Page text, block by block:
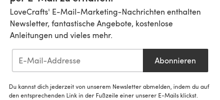
LoveCrafts' E-Mail-Marketing-Nachrichten enthalten
Newsletter, fantastische Angebote, kostenlose
Anleitungen und vieles mehr.
Abonnieren
Du kannst dich jederzeit von unserem Newsletter abmelden, indem du auf
den entsprechenden Link in der Fußzeile einer unserer E-Mails klickst.